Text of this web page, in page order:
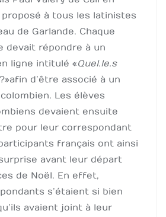
à tous les latinistes
de Garlande. Chaque
devait répondre à un
ligne intitulé «Quel.le.s
? » afin d’être associé à un
Les élèves
devaient ensuite
pour leur correspondant
français ont ainsi
avant leur départ
de Noël. En effet,
s’étaient si bien
avaient joint à leur